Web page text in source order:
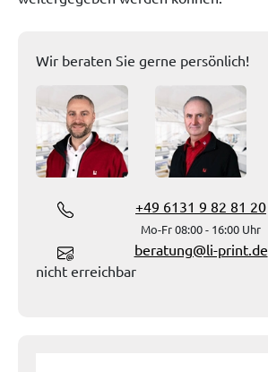
Wir beraten Sie gerne persönlich!
+49 6131 9 82 81 20
Mo-Fr 08:00 - 16:00 Uhr
beratung@li-print.de
nicht erreichbar